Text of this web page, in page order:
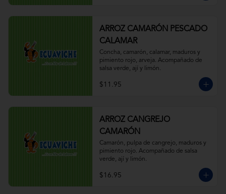
ARROZ CAMARÓN PESCADO
CALAMAR
Concha, camarón, calamar, maduros y
pimiento rojo, arveja. Acompañado de
salsa verde, ají y limón.
$11.95
ARROZ CANGREJO
CAMARÓN
Camarón, pulpa de cangrejo, maduros y
pimiento rojo. Acompañado de salsa
verde, ají y limón.
$16.95